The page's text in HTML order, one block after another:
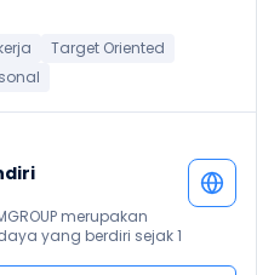
Target Oriented
merupakan
yang berdiri sejak 1